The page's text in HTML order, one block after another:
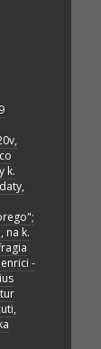
k.
na k.
-